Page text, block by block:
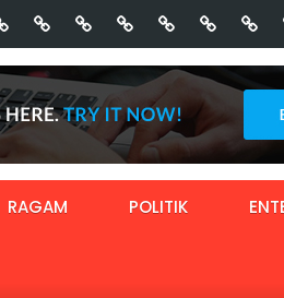
RAGAM POLITIK